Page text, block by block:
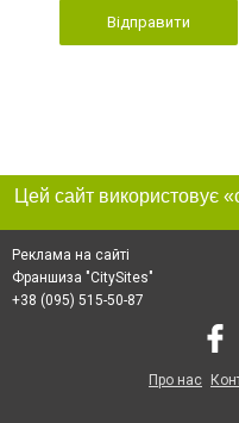
Відправити
Реклама на сайті
Франшиза "CitySites"
+38 (095) 515-50-87
Про нас